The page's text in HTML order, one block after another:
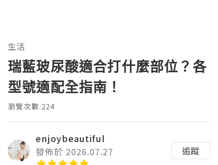
生活
瑞藍玻尿酸適合打什麼部位？各
型號適配全指南！
瀏覽次數:224
enjoybeautiful
發佈於 2026.07.27
追蹤